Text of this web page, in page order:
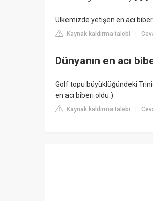
Ülkemizde yetişen en acı
Kaynak kaldırma talebi |
Dünyanın en acı
Golf topu büyüklüğündeki
en acı biberi oldu.)
Kaynak kaldırma talebi |